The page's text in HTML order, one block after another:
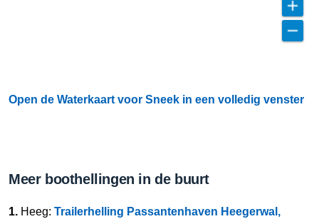
Open de Waterkaart voor Sneek in een volledig venster
Meer boothellingen in de buurt
1. Heeg: Trailerhelling Passantenhaven Heegerwal,